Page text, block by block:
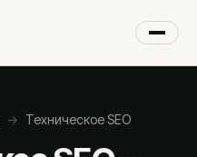
→ Техническое SEO